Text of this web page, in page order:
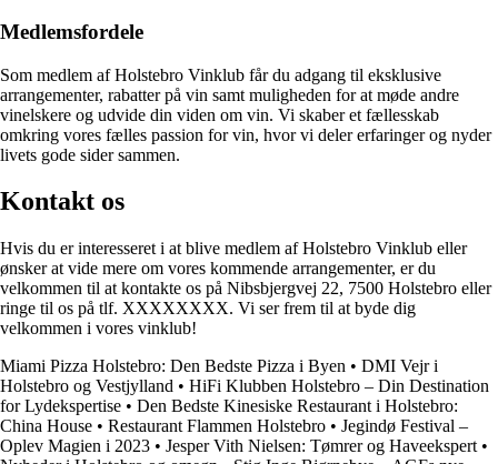
Medlemsfordele
Som medlem af Holstebro Vinklub får du adgang til eksklusive
arrangementer, rabatter på vin samt muligheden for at møde andre
vinelskere og udvide din viden om vin. Vi skaber et fællesskab
omkring vores fælles passion for vin, hvor vi deler erfaringer og nyder
livets gode sider sammen.
Kontakt os
Hvis du er interesseret i at blive medlem af Holstebro Vinklub eller
ønsker at vide mere om vores kommende arrangementer, er du
velkommen til at kontakte os på Nibsbjergvej 22, 7500 Holstebro eller
ringe til os på tlf. XXXXXXXX. Vi ser frem til at byde dig
velkommen i vores vinklub!
Miami Pizza Holstebro: Den Bedste Pizza i Byen • DMI Vejr i
Holstebro og Vestjylland • HiFi Klubben Holstebro – Din Destination
for Lydekspertise • Den Bedste Kinesiske Restaurant i Holstebro:
China House • Restaurant Flammen Holstebro • Jegindø Festival –
Oplev Magien i 2023 • Jesper Vith Nielsen: Tømrer og Haveekspert •